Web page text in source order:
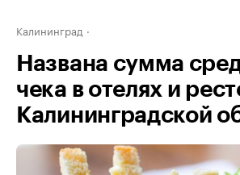
Калининград
Названа сумма
чека в отелях и
Калининградской